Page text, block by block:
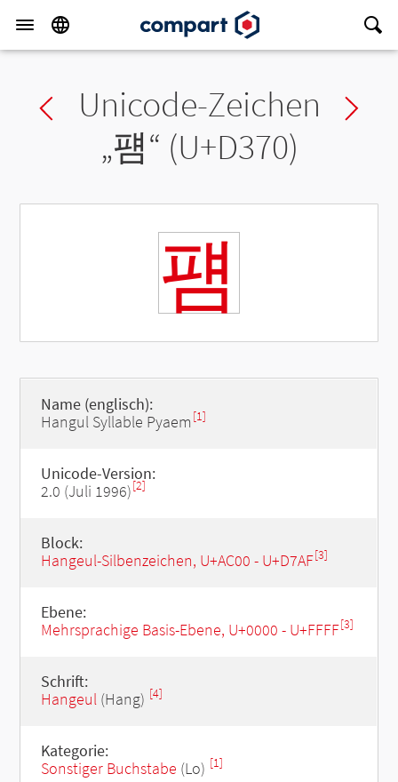
Previous char
Unicode-Zeichen
„퍰“ (U+D370)
퍰
Name (englisch):
Hangul Syllable Pyaem [1]
Unicode-Version:
2.0 (Juli 1996)[2]
Block:
Hangeul-Silbenzeichen, U+AC00 - U+D7AF[3]
Ebene:
Mehrsprachige Basis-Ebene, U+0000 - U+FFFF[3]
Schrift:
Hangeul(Hang) [4]
Kategorie:
Sonstiger Buchstabe (Lo) [1]